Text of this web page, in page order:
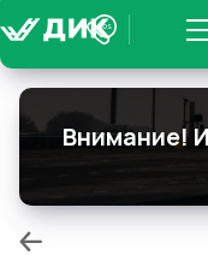
Внимание!